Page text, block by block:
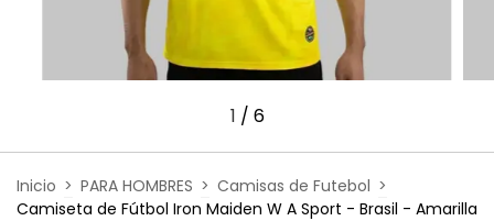
1 / 6
Inicio > PARA HOMBRES > Camisas de Futebol >
Camiseta de Fútbol Iron Maiden W A Sport - Brasil - Amarilla